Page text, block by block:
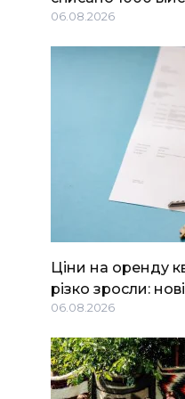
06.08.2026
Ціни на оренду
різко зросли:
06.08.2026